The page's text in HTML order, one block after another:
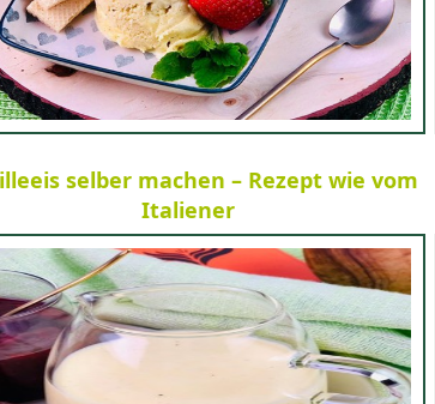
selber machen – Rezept wie vom
Italiener